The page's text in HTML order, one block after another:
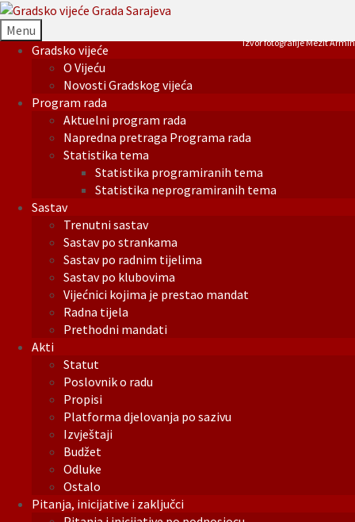
Menu
Gradsko vijeće
O Vijeću
Novosti Gradskog vijeća
Program rada
Aktuelni program rada
Napredna pretraga Programa rada
Statistika tema
Statistika programiranih tema
Statistika neprogramiranih tema
Sastav
Trenutni sastav
Sastav po strankama
Sastav po radnim tijelima
Sastav po klubovima
Vijećnici kojima je prestao mandat
Radna tijela
Prethodni mandati
Akti
Statut
Poslovnik o radu
Propisi
Platforma djelovanja po sazivu
Izvještaji
Budžet
Odluke
Ostalo
Pitanja, inicijative i zaključci
Izvor fotografije Mezit Armin